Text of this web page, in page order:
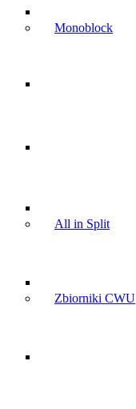
Monoblock
All in Split
Zbiorniki CWU